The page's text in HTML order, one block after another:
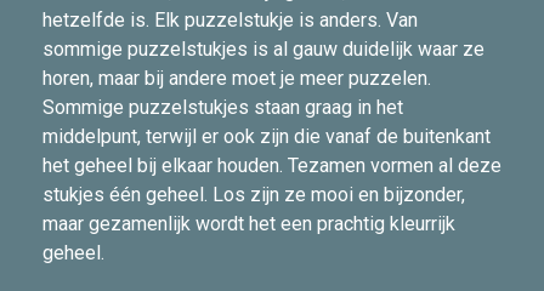
hetzelfde is. Elk puzzelstukje is anders. Van
sommige puzzelstukjes is al gauw duidelijk waar ze
horen, maar bij andere moet je meer puzzelen.
Sommige puzzelstukjes staan graag in het
middelpunt, terwijl er ook zijn die vanaf de buitenkant
het geheel bij elkaar houden. Tezamen vormen al deze
stukjes één geheel. Los zijn ze mooi en bijzonder,
maar gezamenlijk wordt het een prachtig kleurrijk
geheel.